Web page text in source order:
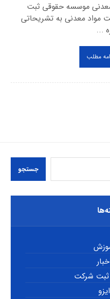
موسسه حقوقی ثبت
مواد معدنی به تشریحاتی
...
مطلب
جستجو
ثبت شرکت
ایزو